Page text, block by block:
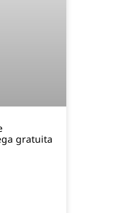
gratuita